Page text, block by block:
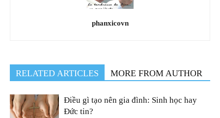
phanxicovn
RELATED ARTICLES MORE FROM AUTHOR
Điều gì tạo nên gia đình: Sinh học hay
Đức tin?